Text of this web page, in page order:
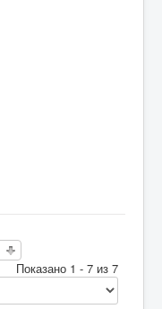
Показано 1 - 7 из 7